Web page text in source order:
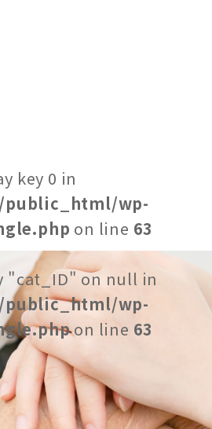
key 0 in
public_html/wp-
on line 63
"cat_ID" on null in
public_html/wp-
on line 63